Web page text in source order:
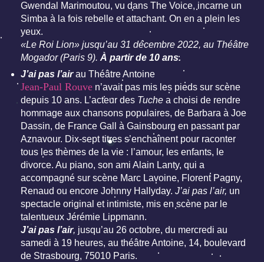
Gwendal Marimoutou, vu dans The Voice, incarne un
Simba à la fois rebelle et attachant. On en a plein les
yeux.
«Le Roi Lion» jusqu’au 31 décembre 2022, au Théâtre
Mogador (Paris 9). À partir de 10 ans.
J’ai pas l’airau Théâtre Antoine
Jean-Paul Rouve n’avait pas mis les pieds sur scène
depuis 10 ans. L’acteur des Tuche a choisi de rendre
hommage aux chansons populaires, de Barbara à Joe
Dassin, de France Gall à Gainsbourg en passant par
Aznavour. Dix-sept titres s’enchaînent pour raconter
tous les thèmes de la vie : l’amour, les enfants, le
divorce. Au piano, son ami Alain Lanty, qui a
accompagné sur scène Marc Lavoine, Florent Pagny,
Renaud ou encore Johnny Hallyday. J’ai pas l’air, un
spectacle original et intimiste, mis en scène par le
talentueux Jérémie Lippmann.
J’ai pas l’air, jusqu’au 26 octobre, du mercredi au
samedi à 19 heures, au théâtre Antoine, 14, boulevard
de Strasbourg, 75010 Paris.